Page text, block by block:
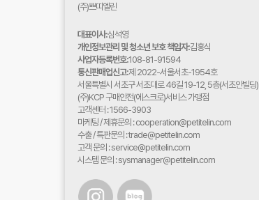
(주)쁘띠엘린
대표이사:심석영
개인정보관리 및 청소년 보호 책임자:김홍식
사업자등록번호:108-81-91594
통신판매업신고:제 2022-서울서초-1954호
주
소:
서울특별시 서초구 서초대로 46길 19-12, 5층(서초안빌딩)
(주)KCP 구매안전(에스크로)서비스 가맹점
고객센터 : 1566-3903
마케팅 / 제휴문의 : cooperation@petitelin.com
수출 / 특판문의 : trade@petitelin.com
고객 문의 : service@petitelin.com
시스템 문의 : sysmanager@petitelin.com